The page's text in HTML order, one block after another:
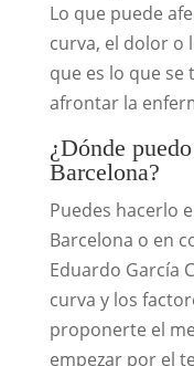
Lo que puede
curva, el dolor o
que es lo que se
afrontar la
¿Dónde
Barcelona?
Puedes hacerlo
Barcelona o en
Eduardo García
curva y los
proponerte el
empezar por el